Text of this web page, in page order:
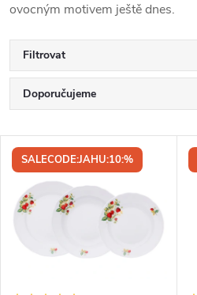
ovocným motivem ještě dnes.
Filtrovat
Ř
a
z
e
n
Doporučujeme
Nejdražší
Nejprodávanější
Abecedně
V
ý
p
SALECODE:JAHU:10:%